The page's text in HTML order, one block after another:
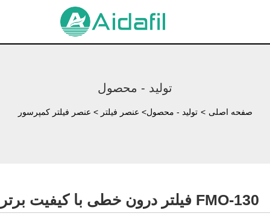
تولید - محصول
صفحه اصلی > تولید - محصول> عنصر فیلتر > عنصر فیلتر کمپرسور
فیلتر درون خطی با کیفیت برتر FMO-130